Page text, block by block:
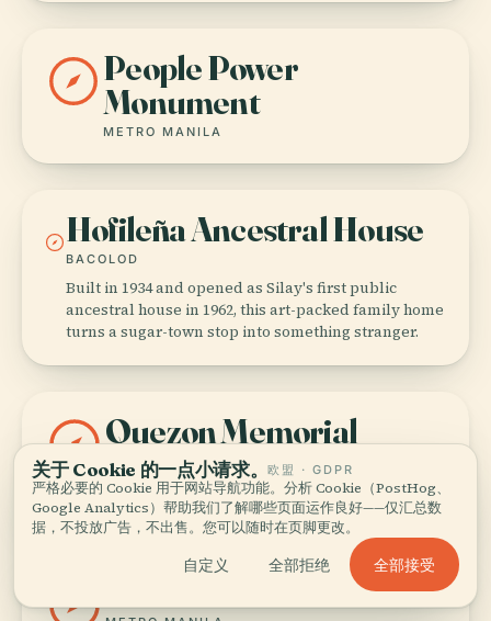
People Power
Monument
METRO MANILA
Hofileña Ancestral House
BACOLOD
Built in 1934 and opened as Silay's first public
ancestral house in 1962, this art-packed family home
turns a sugar-town stop into something stranger.
Quezon Memorial
Circle
METRO MANILA
Museo Valenzuela
关于 Cookie 的一点小请求。欧盟 · GDPR
严格必要的 Cookie 用于网站导航功能。分析 Cookie（PostHog、
Google Analytics）帮助我们了解哪些页面运作良好——仅汇总数
据，不投放广告，不出售。您可以随时在页脚更改。
自定义 全部拒绝 全部接受